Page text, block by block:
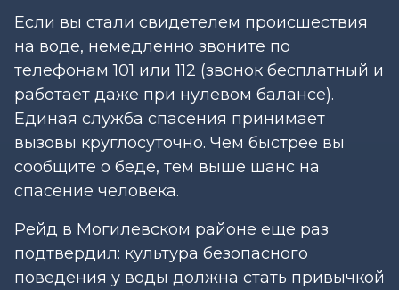
Если вы стали свидетелем происшествия
на воде, немедленно звоните по
телефонам 101 или 112 (звонок бесплатный и
работает даже при нулевом балансе).
Единая служба спасения принимает
вызовы круглосуточно. Чем быстрее вы
сообщите о беде, тем выше шанс на
спасение человека.
Рейд в Могилевском районе еще раз
подтвердил: культура безопасного
поведения у воды должна стать привычкой